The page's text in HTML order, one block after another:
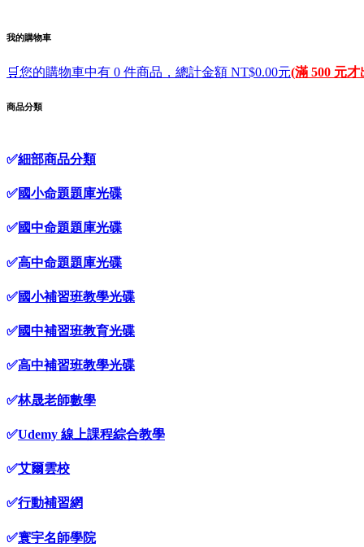
我的購物車
🛒您的購物車中有 0 件商品，總計金額 NT$0.00元(滿 500 元才
商品分類
✅細部商品分類
✅國小命題題庫光碟
✅國中命題題庫光碟
✅高中命題題庫光碟
✅國小補習班教學光碟
✅國中補習班教育光碟
✅高中補習班教學光碟
✅林晟老師數學
✅Udemy 線上課程綜合教學
✅艾爾雲校
✅行動補習網
✅寰宇名師學院